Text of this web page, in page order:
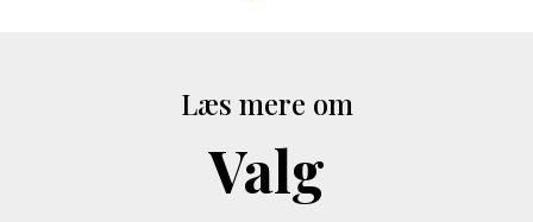
Læs mere om
Valg